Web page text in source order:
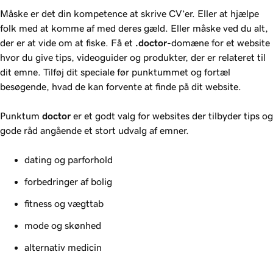
Måske er det din kompetence at skrive CV’er. Eller at hjælpe
folk med at komme af med deres gæld. Eller måske ved du alt,
der er at vide om at fiske. Få et .doctor-domæne for et website
hvor du give tips, videoguider og produkter, der er relateret til
dit emne. Tilføj dit speciale før punktummet og fortæl
besøgende, hvad de kan forvente at finde på dit website.
Punktum doctor er et godt valg for websites der tilbyder tips og
gode råd angående et stort udvalg af emner.
dating og parforhold
forbedringer af bolig
fitness og vægttab
mode og skønhed
alternativ medicin